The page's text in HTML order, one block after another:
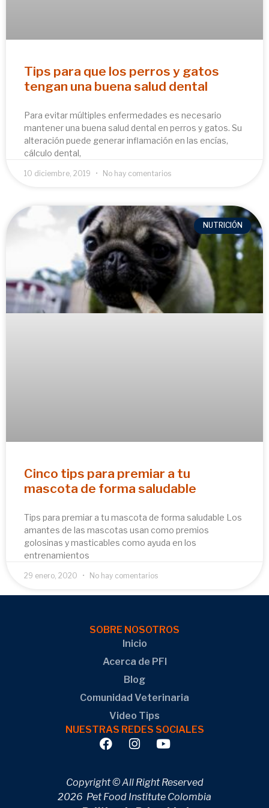
Tips para que los perros y gatos
tengan una buena salud dental
Para evitar múltiples enfermedades es necesario
mantener una buena salud dental en perros y gatos. Su
alteración puede generar inflamación en las encías,
cálculo dental,
10 diciembre, 2019 No hay comentarios
NUTRICIÓN
Cinco tips para premiar a tu
mascota de forma saludable
Tips para premiar a tu mascota de forma saludable Los
amantes de las mascotas usan como premios
golosinas y masticables como ayuda en los
entrenamientos
29 enero, 2020 No hay comentarios
SOBRE NOSOTROS
Inicio
Acerca de PFI
Blog
Comunidad Veterinaria
Video Tips
NUESTRAS REDES SOCIALES
Copyright © All Right Reserved
2026 Pet Food Institute Colombia